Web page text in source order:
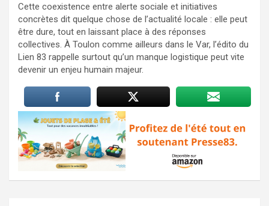
Cette coexistence entre alerte sociale et initiatives
concrètes dit quelque chose de l’actualité locale : elle peut
être dure, tout en laissant place à des réponses
collectives. À Toulon comme ailleurs dans le Var, l’édito du
Lien 83 rappelle surtout qu’un manque logistique peut vite
devenir un enjeu humain majeur.